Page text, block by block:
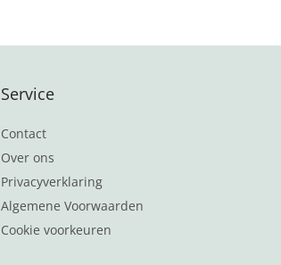
Service
Contact
Over ons
Privacyverklaring
Algemene Voorwaarden
Cookie voorkeuren